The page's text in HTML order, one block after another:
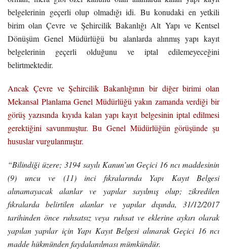
belgelerinin geçerli olup olmadığı idi. Bu konudaki en yetkili
birim olan Çevre ve Şehircilik Bakanlığı Alt Yapı ve Kentsel
Dönüşüm Genel Müdürlüğü bu alanlarda alınmış yapı kayıt
belgelerinin geçerli olduğunu ve iptal edilemeyeceğini
belirtmektedir.
Ancak Çevre ve Şehircilik Bakanlığının bir diğer birimi olan
Mekansal Planlama Genel Müdürlüğü yakın zamanda verdiği bir
görüş yazısında kıyıda kalan yapı kayıt belgesinin iptal edilmesi
gerektiğini savunmuştur. Bu Genel Müdürlüğün görüşünde şu
hususlar vurgulanmıştır.
“Bilindiği üzere; 3194 sayılı Kanun’un Geçici 16 ncı maddesinin
(9) uncu ve (11) inci fıkralarında Yapı Kayıt Belgesi
alınamayacak alanlar ve yapılar sayılmış olup; zikredilen
fıkralarda belirtilen alanlar ve yapılar dışında, 31/12/2017
tarihinden önce ruhsatsız veya ruhsat ve eklerine aykırı olarak
yapılan yapılar için Yapı Kayıt Belgesi alınarak Geçici 16 ncı
madde hükmünden faydalanılması mümkündür.